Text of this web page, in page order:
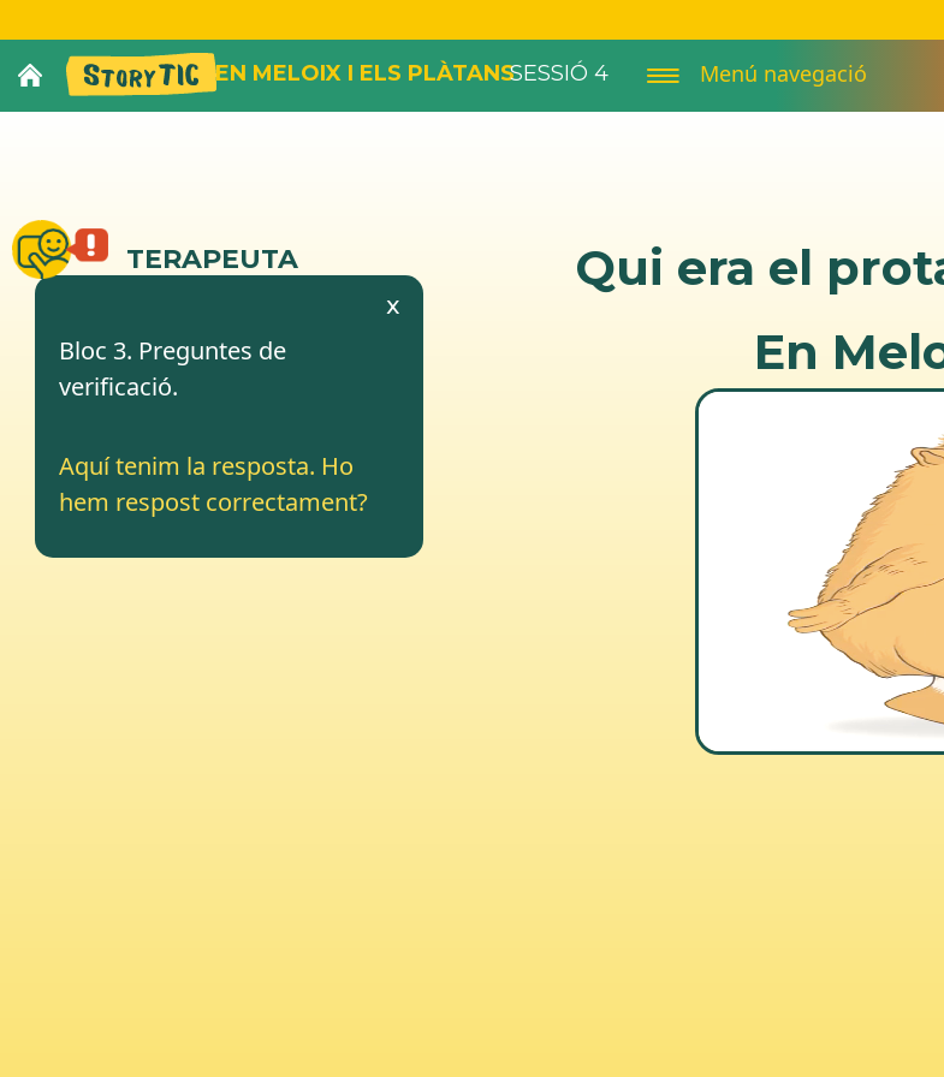
EN MELOIX I ELS PLÀTANSSESSIÓ 4 Menú navegació
TERAPEUTA
x
Bloc 3. Preguntes de
verificació.
Aquí tenim la resposta. Ho
hem respost correctament?
Qui era el
En